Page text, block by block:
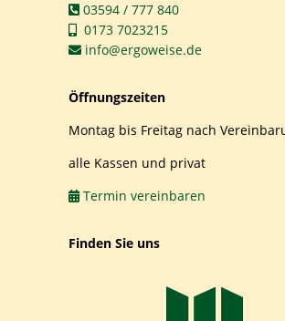
03594 / 777 840
0173 7023215
info@ergoweise.de
Öffnungszeiten
Montag bis Freitag nach
alle Kassen und privat
Termin vereinbaren
Finden Sie uns